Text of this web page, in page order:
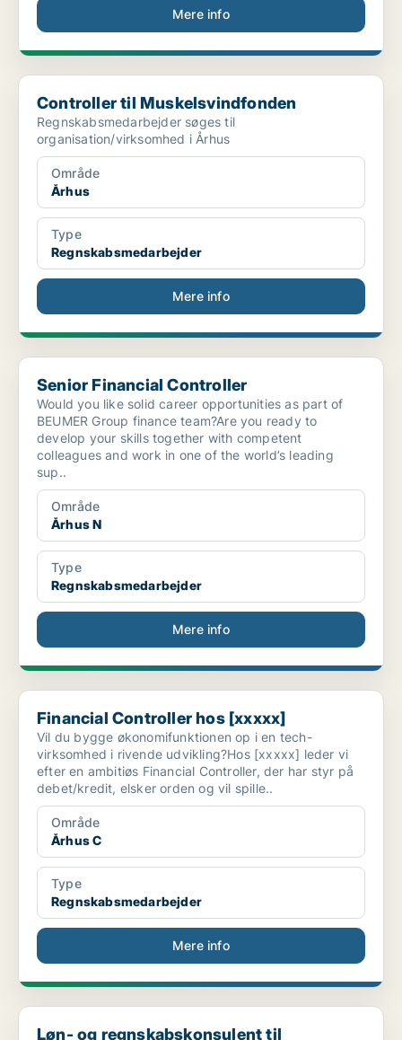
Mere info
Controller til Muskelsvindfonden
Controller til Muskelsvindfonden
Regnskabsmedarbejder søges til
organisation/virksomhed i Århus
Område
Århus
Type
Regnskabsmedarbejder
Mere info
Senior Financial Controller
Senior Financial Controller
Would you like solid career opportunities as part of
BEUMER Group finance team?Are you ready to
develop your skills together with competent
colleagues and work in one of the world’s leading
sup..
Område
Århus N
Type
Regnskabsmedarbejder
Mere info
Financial Controller hos [xxxxx]
Financial Controller hos [xxxxx]
Vil du bygge økonomifunktionen op i en tech-
virksomhed i rivende udvikling?Hos [xxxxx] leder vi
efter en ambitiøs Financial Controller, der har styr på
debet/kredit, elsker orden og vil spille..
Område
Århus C
Type
Regnskabsmedarbejder
Mere info
Løn- og regnskabskonsulent til Hospitalsstaben – b...
Løn- og regnskabskonsulent til